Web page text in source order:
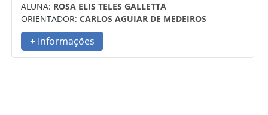
ALUNA: ROSA ELIS TELES GALLETTA
ORIENTADOR: CARLOS AGUIAR DE MEDEIROS
+ Informações